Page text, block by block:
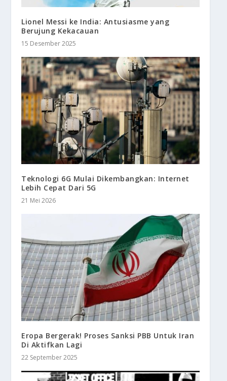
Lionel Messi ke India: Antusiasme yang
Berujung Kekacauan
15 Desember 2025
Teknologi 6G Mulai Dikembangkan: Internet
Lebih Cepat Dari 5G
21 Mei 2026
Eropa Bergerak! Proses Sanksi PBB Untuk Iran
Di Aktifkan Lagi
22 September 2025